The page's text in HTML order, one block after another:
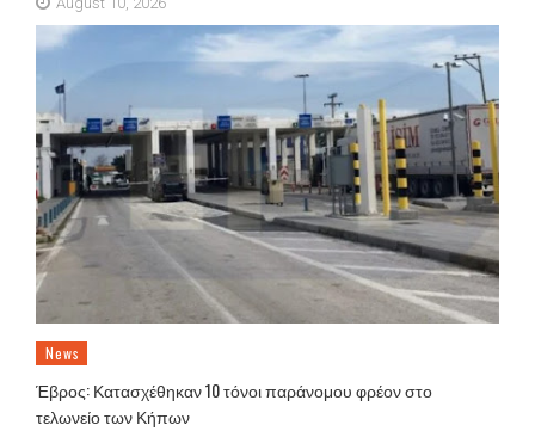
News
Έβρος: Κατασχέθηκαν 10 τόνοι παράνομου φρέον στο
τελωνείο των Κήπων